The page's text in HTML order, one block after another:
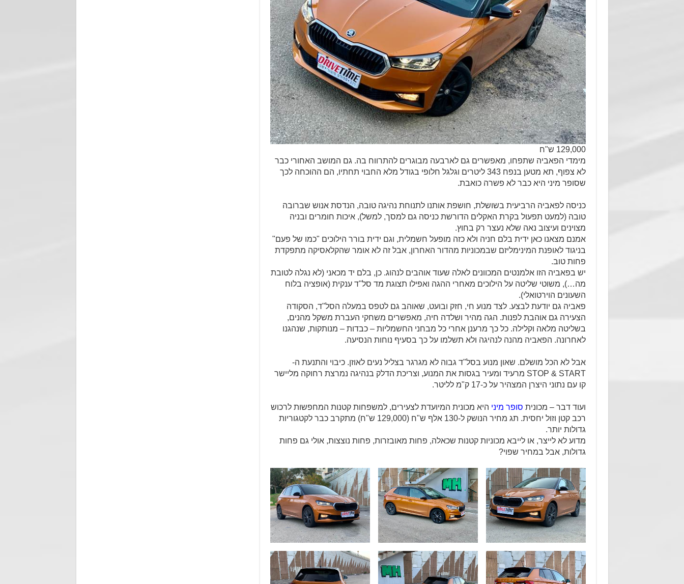
129,000 ש"ח
מימדי הפאביה שתפחו, מאפשרים גם לארבעה מבוגרים להתרווח בה. גם המושב האחורי כבר
לא צפוף, תא מטען בנפח 343 ליטרים וגלגל חלופי בגודל מלא החבוי תחתיו, הם ההוכחה לכך
שסופר מיני היא כבר לא פשרה כואבת.
כניסה לפאביה הרביעית בשושלת, חושפת אותנו לתנוחת נהיגה טובה, הנדסת אנוש שברובה
טובה (למעט תפעול בקרת האקלים הדורשת כניסה גם למסך, למשל), איכות חומרים ובניה
מצוינים ועיצוב נאה שלא נעצר רק בחוץ.
אמנם מצאנו כאן ידית בלם חניה ולא כזה מופעל חשמלית, וגם ידית בורר הילוכים "כמו של פעם"
בניגוד לאופנת המינימליזם שבמכוניות מהדור האחרון, אבל זה לא אומר שהקלאסיקה מתפקדת
פחות טוב.
יש בפאביה הזו אלמנטים המכוונים לאלה שעוד אוהבים לנהוג. כן, בלם יד מכאני (לא נגלה לטובת
מה…), משוטי שליטה על הילוכים מאחרי ההגה ואפילו תצוגת מד סל"ד ענקית (אופציה בלוח
השעונים הוירטואלי).
פאביה גם יודעת לבצע. לצד מנוע חי, חזק ובועט, שאוהב גם לטפס במעלה הסל"ד, הסקודה
הצעירה גם אוהבת לפנות. הגה מהיר ושלדה חיה, מאפשרים משחקי העברת משקל מהנים,
בשליטה מלאה וקלילה. כל כך מרענן אחרי כל מבחני החשמליות – כבדות – מנותקות, שנהגנו
לאחרונה. הפאביה מהנה לנהיגה ולא תשלמו על כך בסעיף נוחות הנסיעה.
אבל לא הכל מושלם. שאון מנוע בסל"ד גבוה לא מגרגר בצליל נעים לאוזן. כיבוי והתנעת ה-
STOP & START מרעיד ומעיר בגסות את המנוע, וצריכת הדלק בנהיגה נמרצת רחוקה מליישר
קו עם נתוני היצרן המצהיר על כ-17 ק"מ לליטר.
ועוד דבר – מכונית סופר מיני היא מכונית המיועדת לצעירים, למשפחות קטנות המחפשות לרכוש
רכב קטן וזול יחסית. תג מחיר הנושק ל-130 אלף ש"ח (129,000 ש"ח) מתקרב כבר לקטגוריות
גדולות יותר.
מדוע לא לייצר, או לייבא מכוניות קטנות שכאלה, פחות מאובזרות, פחות נוצצות, אולי גם פחות
גדולות, אבל במחיר שפוי?